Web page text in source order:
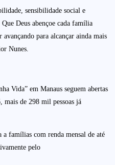
sensibilidade social e
Deus abençoe cada família
avançando para alcançar ainda mais
Nunes.
Vida” em Manaus seguem abertas
mais de 298 mil pessoas já
a famílias com renda mensal de até
pelo